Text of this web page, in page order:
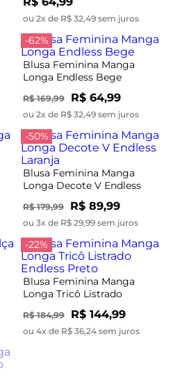
ou 2x de R$ 32,49 sem juros
-62%
Blusa Feminina Manga
Longa Endless Bege
R$ 169,99 R$ 64,99
ou 2x de R$ 32,49 sem juros
-50%
Blusa Feminina Manga
Longa Decote V Endless
R$ 179,99 R$ 89,99
ou 3x de R$ 29,99 sem juros
-22%
Blusa Feminina Manga
Longa Tricô Listrado
Endless Preto
R$ 184,99 R$ 144,99
ou 4x de R$ 36,24 sem juros